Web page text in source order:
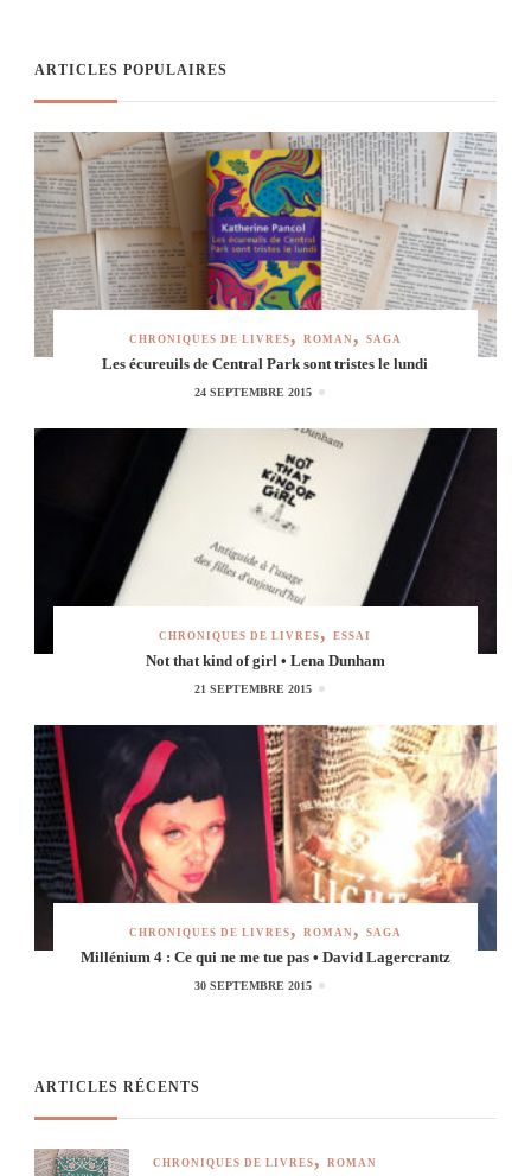
ARTICLES POPULAIRES
CHRONIQUES DE LIVRES ROMAN SAGA
Les écureuils de Central Park sont tristes le lundi
24 SEPTEMBRE 2015
CHRONIQUES DE LIVRES ESSAI
Not that kind of girl • Lena Dunham
21 SEPTEMBRE 2015
CHRONIQUES DE LIVRES ROMAN SAGA
Millénium 4 : Ce qui ne me tue pas • David Lagercrantz
30 SEPTEMBRE 2015
ARTICLES RÉCENTS
CHRONIQUES DE LIVRES ROMAN